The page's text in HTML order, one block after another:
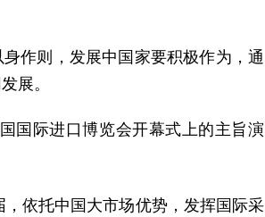
则，发展中国家要积极作为，通
展。
国际进口博览会开幕式上的主旨演
依托中国大市场优势，发挥国际采